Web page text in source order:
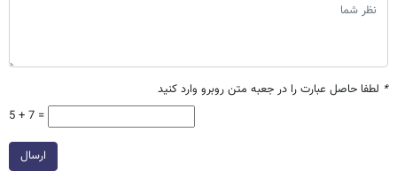
* لطفا حاصل عبارت را در جعبه متن روبرو وارد کنید
5 + 7 =
ارسال